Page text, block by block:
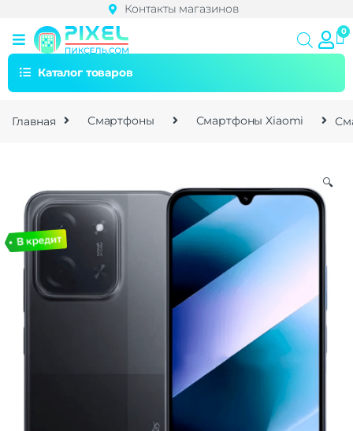
Контакты магазинов
Каталог товаров
Главная Смартфоны Смартфоны Xiaomi
🔍